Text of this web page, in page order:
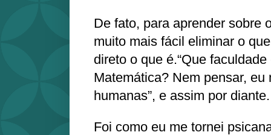
De fato, para aprender sobre
muito mais fácil eliminar o
direto o que é.“Que
Matemática? Nem pensar,
humanas”, e assim por diante.
Foi como eu me tornei